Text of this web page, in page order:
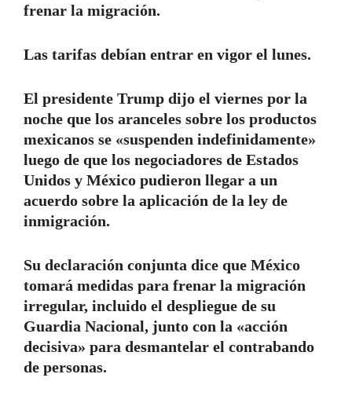
frenar la migración.
Las tarifas debían entrar en vigor el lunes.
El presidente Trump dijo el viernes por la
noche que los aranceles sobre los productos
mexicanos se «suspenden indefinidamente»
luego de que los negociadores de Estados
Unidos y México pudieron llegar a un
acuerdo sobre la aplicación de la ley de
inmigración.
Su declaración conjunta dice que México
tomará medidas para frenar la migración
irregular, incluido el despliegue de su
Guardia Nacional, junto con la «acción
decisiva» para desmantelar el contrabando
de personas.